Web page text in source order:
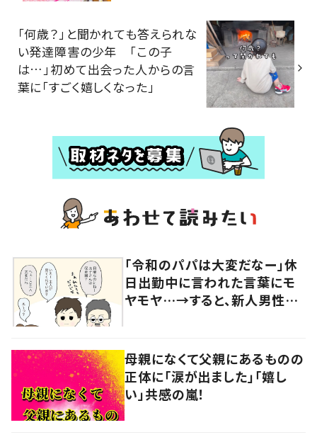
「何歳？」と聞かれても答えられな
い発達障害の少年 「この子
は…」初めて出会った人からの言
葉に「すごく嬉しくなった」
「令和のパパは大変だなー」休
日出勤中に言われた言葉にモ
ヤモヤ…→すると、新人男性社
母親になくて父親にあるものの
正体に「涙が出ました」「嬉し
い」共感の嵐！